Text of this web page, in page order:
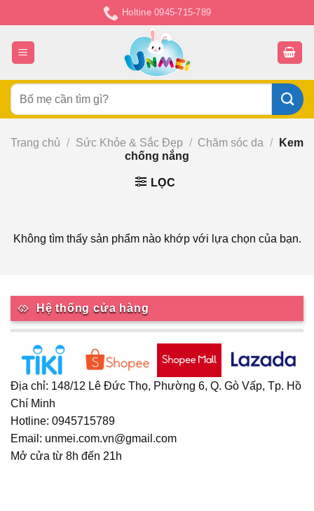
đến
nội
dung
Holtine 0945-715-789
Tìm
kiếm:
Trang chủ / Sức Khỏe & Sắc Đẹp / Chăm sóc da /
Kem
chống nắng
LỌC
Không tìm thấy sản phẩm nào khớp với lựa chọn của bạn.
Hệ thống cửa hàng
Địa chỉ: 148/12 Lê Đức Thọ, Phường 6, Q. Gò Vấp, Tp. Hồ
Chí Minh
Hotline: 0945715789
Email: unmei.com.vn@gmail.com
Mở cửa từ 8h đến 21h